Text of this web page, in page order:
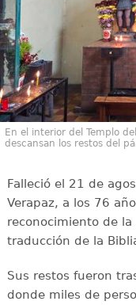
En el interior del Templo
descansan los restos del
Falleció el 21 de
Verapaz, a los 76
reconocimiento de
traducción de la
Sus restos fueron
donde miles de